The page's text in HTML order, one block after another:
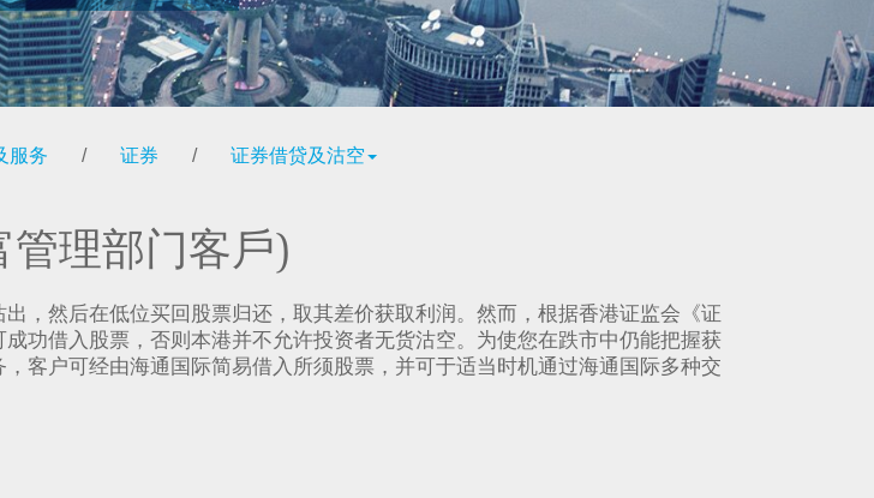
服务 / 证券 / 证券借贷及沽空
管理部门客戶)
，然后在低位买回股票归还，取其差价获取利润。然而，根据香港证监会《证
功借入股票，否则本港并不允许投资者无货沽空。为使您在跌市中仍能把握获
客户可经由海通国际简易借入所须股票，并可于适当时机通过海通国际多种交